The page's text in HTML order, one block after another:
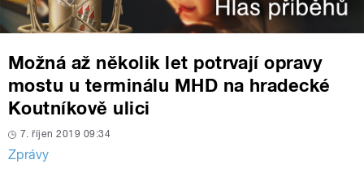
Možná až několik let potrvají opravy
mostu u terminálu MHD na hradecké
Koutníkově ulici
7. říjen 2019 09:34
Zprávy